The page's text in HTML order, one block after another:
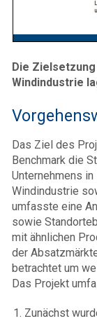
Die
Windindustrie
Das Ziel des
Benchmark die
Unternehmens
Windindustrie
umfasste eine
sowie
mit ähnlichen
der
betrachtet um
Das Projekt
Zunächst